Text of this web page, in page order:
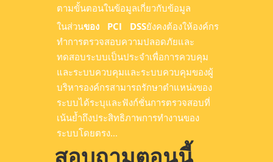
ตามขั้นตอนในข้อมูลเกี่ยวกับข้อมูล
ในส่วนของ PCI DSSยังคงต้องให้องค์กร
ทำการตรวจสอบความปลอดภัยและ
ทดสอบระบบเป็นประจำเพื่อการควบคุม
และระบบควบคุมและระบบควบคุมของผู้
บริหารองค์กรสามารถรักษาตำแหน่งของ
ระบบได้ระบุและฟังก์ชั่นการตรวจสอบที่
เน้นย้ำถึงประสิทธิภาพการทำงานของ
ระบบโดยตรง...